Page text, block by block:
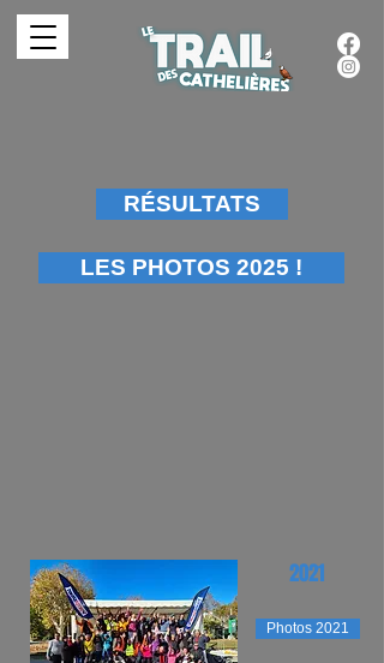
RÉSULTATS
LES PHOTOS 2025 !
2021
Photos 2021